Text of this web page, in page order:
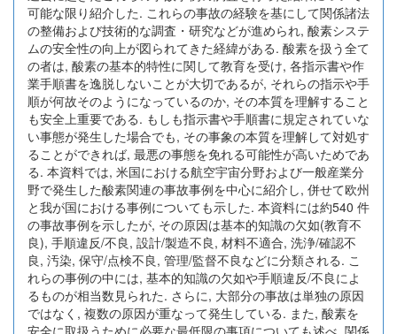
可能な限り紹介した. これらの事故の経験を基にして関係諸法
の整備および技術的な調査・研究などが進められ, 酸素システ
ムの安全性の向上が図られてきた経緯がある. 酸素を扱う全て
の者は, 酸素の基本的特性に関して教育を受け, 各指示書や作
業手順書を逸脱しないことが大切であるが, それらの指示や手
順が何故そのようになっているのか, その本質を理解すること
も安全上重要である. もしも指示書や手順書に規定されていな
い事態が発生した場合でも, その事象の本質を理解して対処す
ることができれば, 最悪の事態を免れる可能性が高いためであ
る. 本資料では, 米国における航空宇宙分野および一般産業分
野で発生した酸素関連の事故事例を中心に紹介し, 併せて欧州
と我が国における事例についても示した. 本資料には約540 件
の事故事例を示したが, その原因は基本的知識の欠如(教育不
良), 手順違反/不良, 設計/製造不良, 材料不適合, 洗浄/確認不
良, 汚染, 保守/点検不良, 管理/監督不良などに分類される. こ
れらの事例の中には, 基本的知識の欠如や手順違反/不良によ
るものが相当数見られた. さらに, 大部分の事故は単独の原因
ではなく, 複数の原因が重なって発生している. また, 酸素を
安全に取扱うために必要な最低限の事項についても述べ, 関係